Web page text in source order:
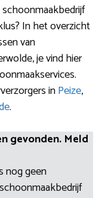
In het overzicht
van
je vind hier
inPeize,
.
gevonden. Meld
nog geen